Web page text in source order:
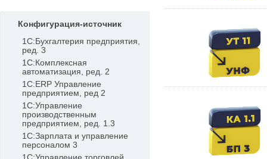
Конфигурация-источник
1С:Бухгалтерия предприятия,
ред. 3
1С:Комплексная
автоматизация, ред. 2
1С:ERP Управление
предприятием, ред 2
1С:Управление
производственным
предприятием, ред. 1.3
1С:Зарплата и управление
персоналом 3